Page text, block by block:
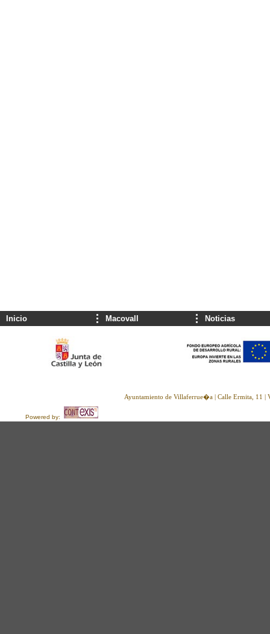
Inicio Macovall Noticias
Ayuntamiento de Villaferrue�a | Calle Ermita, 11
Powered by: